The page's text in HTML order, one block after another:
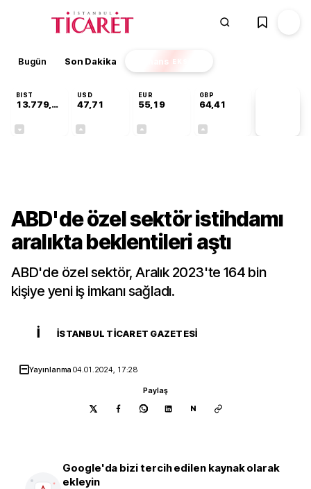
Bugün Son Dakika Finans EKSTRA
BIST
13.779,39
USD
47,71
EUR
55,19
GBP
64,41
ABD'de özel sektör istihdamı
aralıkta beklentileri aştı
ABD'de özel sektör, Aralık 2023'te 164 bin
kişiye yeni iş imkanı sağladı.
İ İSTANBUL TICARET GAZETESI
Yayınlanma04.01.2024, 17:28
Paylaş
N
Google'da bizi tercih edilen kaynak olarak
ekleyin